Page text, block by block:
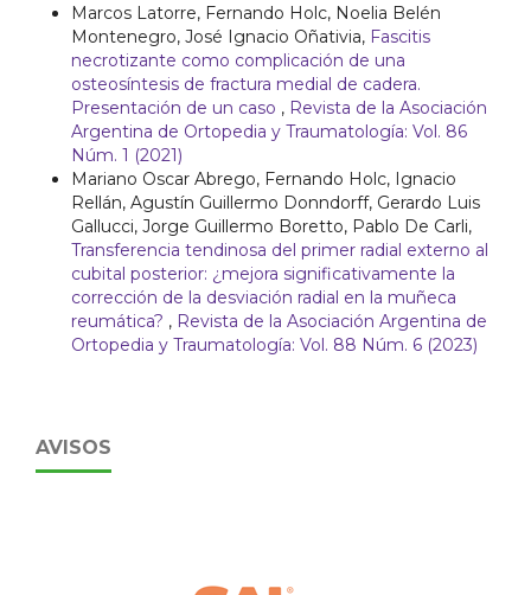
Marcos Latorre, Fernando Holc, Noelia Belén
Montenegro, José Ignacio Oñativia, Fascitis
necrotizante como complicación de una
osteosíntesis de fractura medial de cadera.
Presentación de un caso , Revista de la Asociación
Argentina de Ortopedia y Traumatología: Vol. 86
Núm. 1 (2021)
Mariano Oscar Abrego, Fernando Holc, Ignacio
Rellán, Agustín Guillermo Donndorff, Gerardo Luis
Gallucci, Jorge Guillermo Boretto, Pablo De Carli,
Transferencia tendinosa del primer radial externo al
cubital posterior: ¿mejora significativamente la
corrección de la desviación radial en la muñeca
reumática? , Revista de la Asociación Argentina de
Ortopedia y Traumatología: Vol. 88 Núm. 6 (2023)
AVISOS